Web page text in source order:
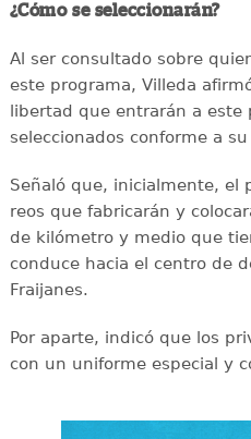
¿Cómo se seleccionarán?
Al ser consultado sobre
este programa, Villeda
libertad que entrarán a este
seleccionados conforme a
Señaló que, inicialmente, el
reos que fabricarán y
de kilómetro y medio que
conduce hacia el centro de
Fraijanes.
Por aparte, indicó que los
con un uniforme especial y